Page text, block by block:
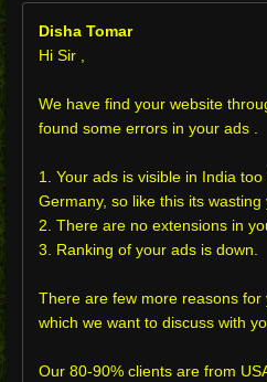
Disha Tomar
Hi Sir ,
We have find your website
found some errors in your ads .
1. Your ads is visible in India
Germany, so like this its
2. There are no extensions in
3. Ranking of your ads is down.
There are few more reasons
which we want to discuss with
Our 80-90% clients are from